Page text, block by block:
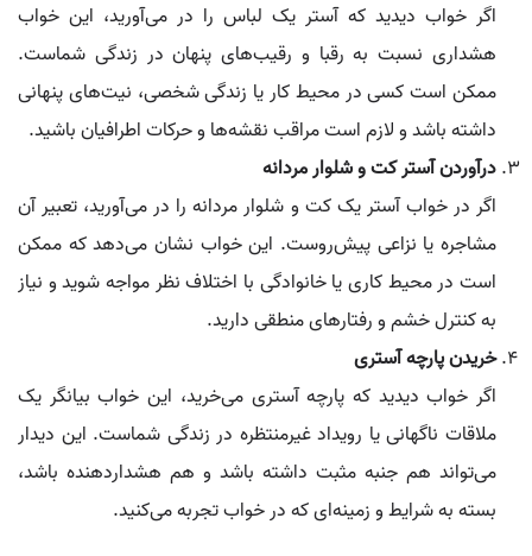
اگر خواب دیدید که آستر یک لباس را در می‌آورید، این خواب
هشداری نسبت به رقبا و رقیب‌های پنهان در زندگی شماست.
ممکن است کسی در محیط کار یا زندگی شخصی، نیت‌های پنهانی
داشته باشد و لازم است مراقب نقشه‌ها و حرکات اطرافیان باشید.
درآوردن آستر کت و شلوار مردانه
اگر در خواب آستر یک کت و شلوار مردانه را در می‌آورید، تعبیر آن
مشاجره یا نزاعی پیش‌روست. این خواب نشان می‌دهد که ممکن
است در محیط کاری یا خانوادگی با اختلاف نظر مواجه شوید و نیاز
به کنترل خشم و رفتارهای منطقی دارید.
خریدن پارچه آستری
اگر خواب دیدید که پارچه آستری می‌خرید، این خواب بیانگر یک
ملاقات ناگهانی یا رویداد غیرمنتظره در زندگی شماست. این دیدار
می‌تواند هم جنبه مثبت داشته باشد و هم هشداردهنده باشد،
بسته به شرایط و زمینه‌ای که در خواب تجربه می‌کنید.